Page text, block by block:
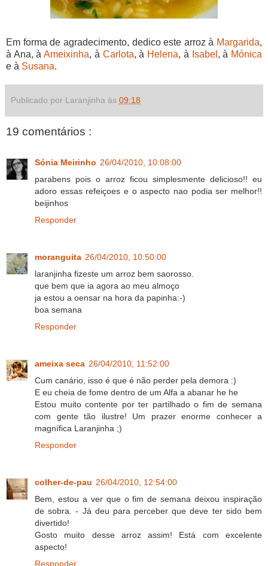
Em forma de agradecimento, dedico este arroz à Margarida,
à Ana, àAmeixinha, à Carlota, à Helena, à Isabel , à Mónica
e à Susana.
Publicado por Laranjinha às 09:18
19 comentários :
Sónia Meirinho 26/04/2010, 10:08:00
parabens pois o arroz ficou simplesmente delicioso!! eu
adoro essas refeiçoes e o aspecto nao podia ser melhor!!
beijinhos
Responder
moranguita 26/04/2010, 10:50:00
laranjinha fizeste um arroz bem saorosso.
que bem que ia agora ao meu almoço
ja estou a oensar na hora da papinha:-)
boa semana
Responder
ameixa seca 26/04/2010, 11:52:00
Cum canário, isso é que é não perder pela demora :)
E eu cheia de fome dentro de um Alfa a abanar he he
Estou muito contente por ter partilhado o fim de semana
com gente tão ilustre! Um prazer enorme conhecer a
magnífica Laranjinha ;)
Responder
colher-de-pau 26/04/2010, 12:54:00
Bem, estou a ver que o fim de semana deixou inspiração
de sobra. - Já deu para perceber que deve ter sido bem
divertido!
Gosto muito desse arroz assim! Está com excelente
aspecto!
Responder